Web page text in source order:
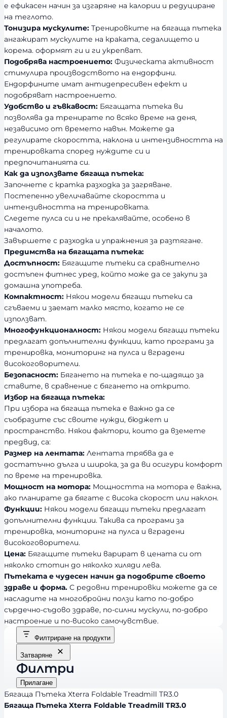
е ефикасен начин за изгаряне на калории и редуциране
на теглото.
Тонизира мускулите: Тренировките на бягаща пътека
ангажират мускулите на краката, седалището и
корема. оформят ги и ги укрепват.
Подобрява настроението: Физическата активност
стимулира производството на ендорфини.
Ендорфините имат антидепресивен ефект и
подобряват настроението.
Удобство и гъвкавост: Бягащата пътека ви
позволява да тренирате по всяко време на деня,
независимо от времето навън. Можете да
регулирате скоростта, наклона и интензивността на
тренировката според нуждите си и
предпочитанията си.
Как да използвате бягаща пътека:
Започнете с кратка разходка за загряване.
Постепенно увеличавайте скоростта и
интензивността на тренировката.
Следете пулса си и не прекалявайте, особено в
началото.
Завършете с разходка и упражнения за разтягане.
Предимства на бягащата пътека:
Достъпност: Бягащите пътеки са сравнително
достъпен фитнес уред, който може да се закупи за
домашна употреба.
Компактност: Някои модели бягащи пътеки са
сгъваеми и заемат малко място, когато не се
използват.
Многофункционалност: Някои модели бягащи пътеки
предлагат допълнителни функции, като програми за
тренировка, мониторинг на пулса и вградени
високоговорители.
Безопасност: Бягането на пътека е по-щадящо за
ставите, в сравнение с бягането на открито.
Избор на бягаща пътека:
При избора на бягаща пътека е важно да се
съобразите със своите нужди, бюджет и
пространство. Някои фактори, които да вземете
предвид, са:
Размер на лентата: Лентата трябва да е
достатъчно дълга и широка, за да ви осигури комфорт
по време на тренировка.
Мощност на мотора: Мощността на мотора е важна,
ако планирате да бягате с висока скорост или наклон.
Функции: Някои модели бягащи пътеки предлагат
допълнителни функции. Такива са програми за
тренировка, мониторинг на пулса и вградени
високоговорители.
Цена: Бягащите пътеки варират в цената си от
няколко стотин до няколко хиляди лева.
Пътеката е чудесен начин да подобрите своето
здраве и форма. С редовни тренировки можете да се
насладите на многобройни ползи като по-добро
сърдечно-съдово здраве, по-силни мускули, по-добро
настроение и по-високо самочувствие.
Филтриране на продукти
Затваряне
Филтри
Прилагане
Бягаща Пътека Xterra Foldable Treadmill TR3.0
Бягаща Пътека Xterra Foldable Treadmill TR3.0